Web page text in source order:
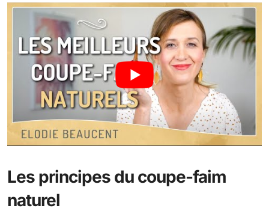
Les principes du coupe-faim
naturel